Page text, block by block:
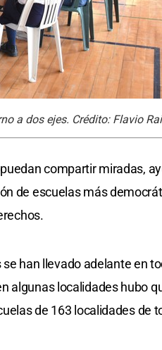
a dos ejes. Crédito: Flavio
compartir miradas,
de escuelas más
han llevado adelante en
algunas localidades hubo
de 163 localidades de